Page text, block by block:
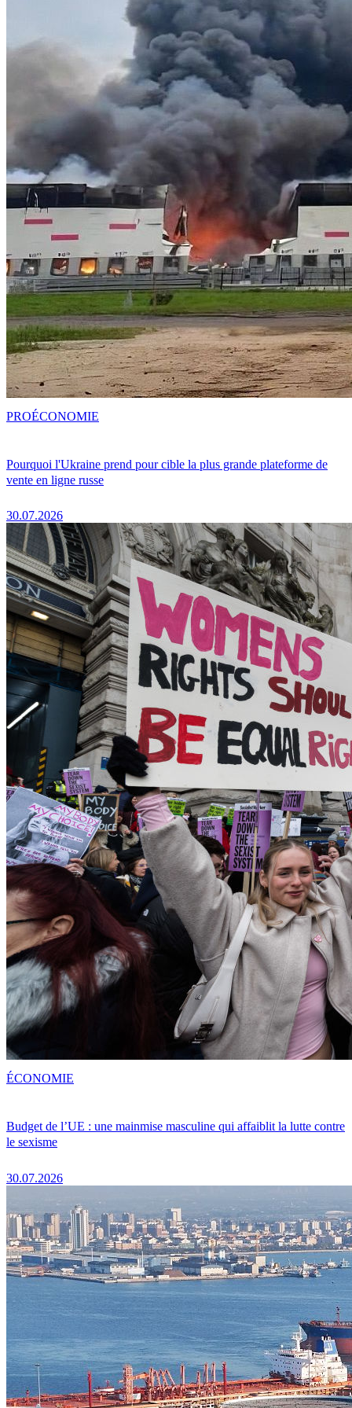
Pourquoi l'Ukraine prend pour cible la plus grande plateforme de
vente en ligne russe
30.07.2026
PROÉCONOMIE
Budget de l’UE : une mainmise masculine qui affaiblit la lutte contre
le sexisme
30.07.2026
ÉCONOMIE